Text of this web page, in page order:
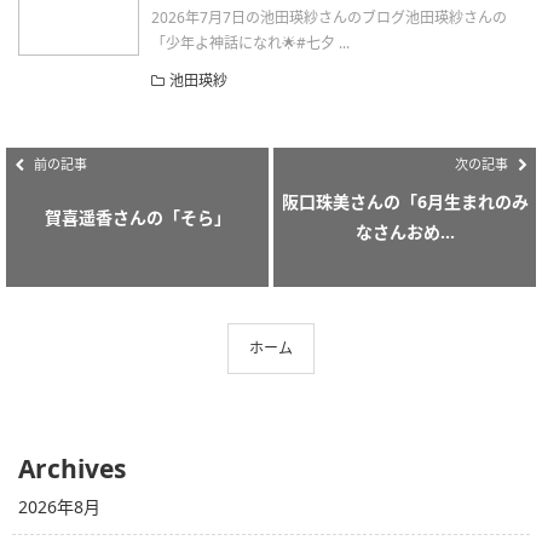
2026年7月7日の池田瑛紗さんのブログ池田瑛紗さんの
「少年よ神話になれ🌟#七夕 ...
池田瑛紗
前の記事
賀喜遥香さんの「そら」
次の記事
阪口珠美さんの「6月生まれのみ
なさんおめ...
ホーム
Archives
2026年8月